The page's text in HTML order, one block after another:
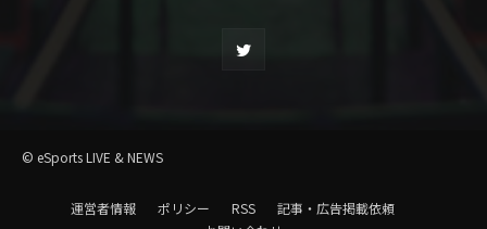
© eSports LIVE & NEWS
運営者情報 ポリシー RSS
記事・広告掲載依頼